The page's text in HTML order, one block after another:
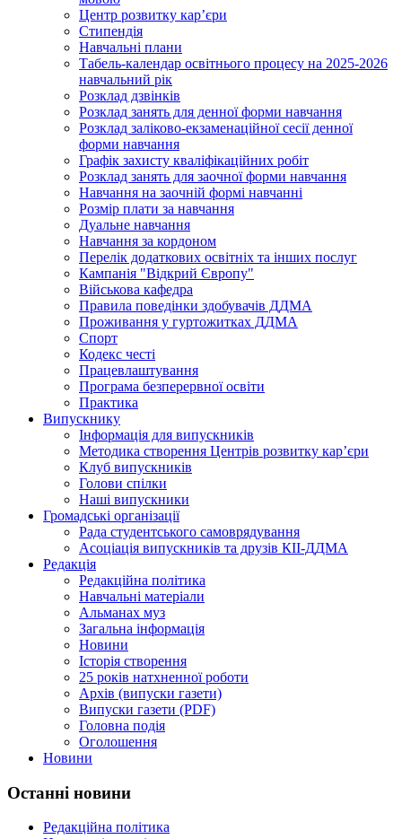
Центр розвитку кар’єри
Стипендія
Навчальні плани
Табель-календар освітнього процесу на 2025-2026
навчальний рік
Розклад дзвінків
Розклад занять для денної форми навчання
Розклад заліково-екзаменаційної сесії денної
форми навчання
Графік захисту кваліфікаційних робіт
Розклад занять для заочної форми навчання
Навчання на заочній формі навчанні
Розмір плати за навчання
Дуальне навчання
Навчання за кордоном
Перелік додаткових освітніх та інших послуг
Кампанія "Відкрий Європу"
Військова кафедра
Правила поведінки здобувачів ДДМА
Проживання у гуртожитках ДДМА
Спорт
Кодекс честі
Працевлаштування
Програма безперервної освіти
Практика
Випускнику
Інформація для випускників
Методика створення Центрів розвитку кар’єри
Клуб випускників
Голови спілки
Наші випускники
Громадські організації
Рада студентського самоврядування
Асоціація випускників та друзів КІІ-ДДМА
Редакція
Редакційна політика
Навчальні матеріали
Альманах муз
Загальна інформація
Новини
Історія створення
25 років натхненної роботи
Архів (випуски газети)
Випуски газети (PDF)
Головна подія
Оголошення
Новини
Останні новини
Редакційна політика